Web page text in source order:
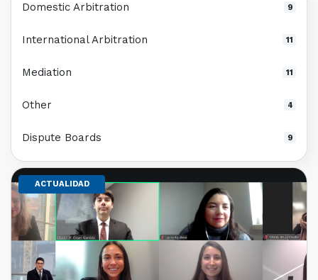
ACTUALIDAD
Domestic Arbitration 9
International Arbitration 11
Mediation 11
Other 4
Dispute Boards 9